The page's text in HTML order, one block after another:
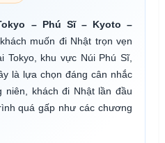
– Phú Sĩ – Kyoto –
muốn đi Nhật trọn vẹn
Tokyo, khu vực Núi Phú Sĩ,
là lựa chọn đáng cân nhắc
niên, khách đi Nhật lần đầu
quá gấp như các chương